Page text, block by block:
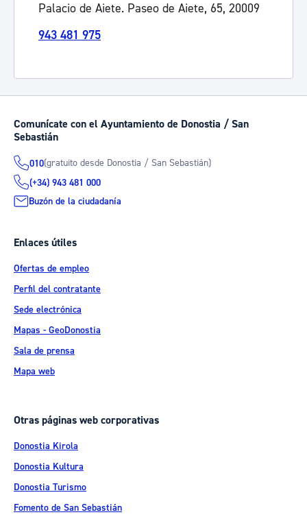
Palacio de Aiete. Paseo de Aiete, 65, 20009
943 481 975
Comunícate con el Ayuntamiento de Donostia / San
Sebastián
010(gratuito desde Donostia / San Sebastián)
(+34) 943 481 000
Buzón de la ciudadanía
Enlaces útiles
Ofertas de empleo
Perfil del contratante
Sede electrónica
Mapas - GeoDonostia
Sala de prensa
Mapa web
Otras páginas web corporativas
Donostia Kirola
Donostia Kultura
Donostia Turismo
Fomento de San Sebastián